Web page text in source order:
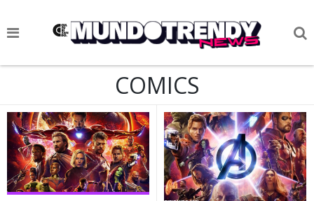
NOTICIAS
CIENCIA Y TECNOLOGÍA
VIDA
SOCIEDAD
COMICS